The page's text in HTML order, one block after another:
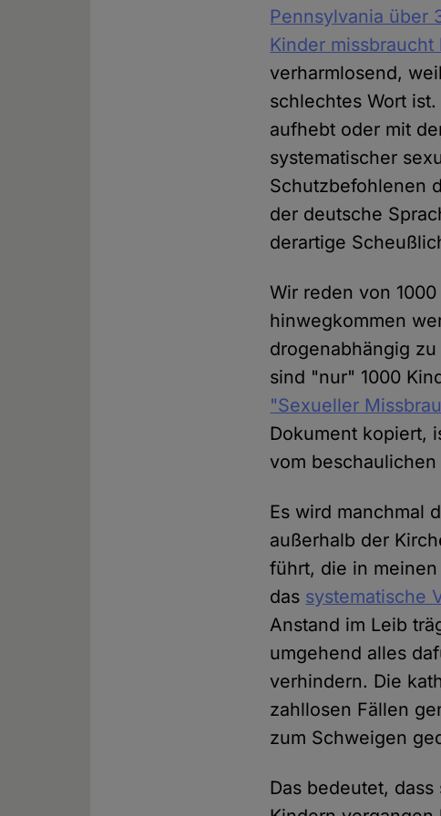
Pennsylvania über
Kinder missbraucht
verharmlosend,
schlechtes Wort
aufhebt oder mit
systematischer
Schutzbefohlenen
der deutsche
derartige
Wir reden von
hinwegkommen
drogenabhängig
sind "nur" 1000
"Sexueller
Dokument kopiert,
vom
Es wird manchmal
außerhalb der
führt, die in
das systematische
Anstand im Leib
umgehend alles
verhindern. Die
zahllosen Fällen
zum Schweigen
Das bedeutet,